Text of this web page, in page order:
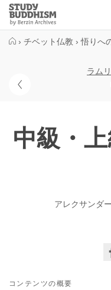
Close
Study
Buddhism
› チベット仏教 ›悟りへ
ラム
中級・
アレクサンダ
コンテンツの概要